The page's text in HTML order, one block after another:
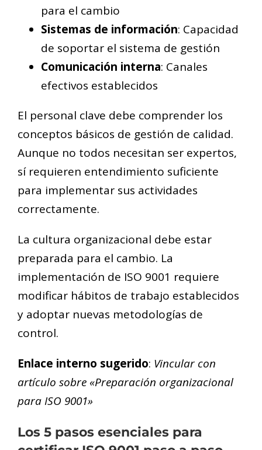
para el cambio
Sistemas de información: Capacidad
de soportar el sistema de gestión
Comunicación interna: Canales
efectivos establecidos
El personal clave debe comprender los
conceptos básicos de gestión de calidad.
Aunque no todos necesitan ser expertos,
sí requieren entendimiento suficiente
para implementar sus actividades
correctamente.
La cultura organizacional debe estar
preparada para el cambio. La
implementación de ISO 9001 requiere
modificar hábitos de trabajo establecidos
y adoptar nuevas metodologías de
control.
Enlace interno sugerido: Vincular con
artículo sobre «Preparación organizacional
para ISO 9001»
Los 5 pasos esenciales para